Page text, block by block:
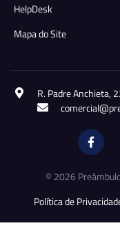
HelpDesk
Mapa do Site
R. Padre Anchieta,
© 2026
Política de